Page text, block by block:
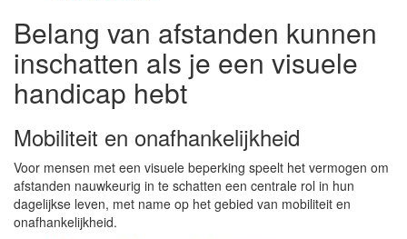
Belang van afstanden kunnen
inschatten als je een visuele
handicap hebt
Mobiliteit en onafhankelijkheid
Voor mensen met een visuele beperking speelt het vermogen om
afstanden nauwkeurig in te schatten een centrale rol in hun
dagelijkse leven, met name op het gebied van mobiliteit en
onafhankelijkheid.